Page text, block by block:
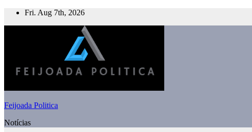
Skip
Fri. Aug 7th, 2026
Feijoada Politica
Notícias